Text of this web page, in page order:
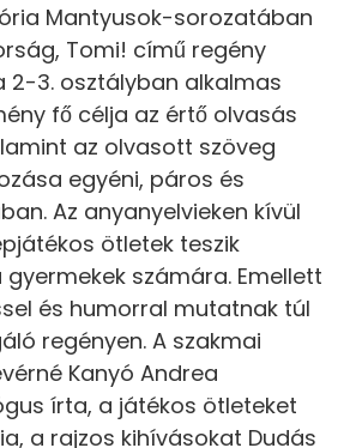
Mantyusok-sorozatában
Tomi! című regény
2-3. osztályban alkalmas
fő célja az értő olvasás
az olvasott szöveg
egyéni, páros és
Az anyanyelvieken kívül
ötletek teszik
gyermekek számára. Emellett
és humorral mutatnak túl
regényen. A szakmai
Kanyó Andrea
írta, a játékos ötleteket
a rajzos kihívásokat Dudás